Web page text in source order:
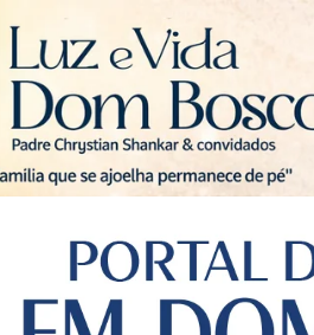
Sair da versão mobile